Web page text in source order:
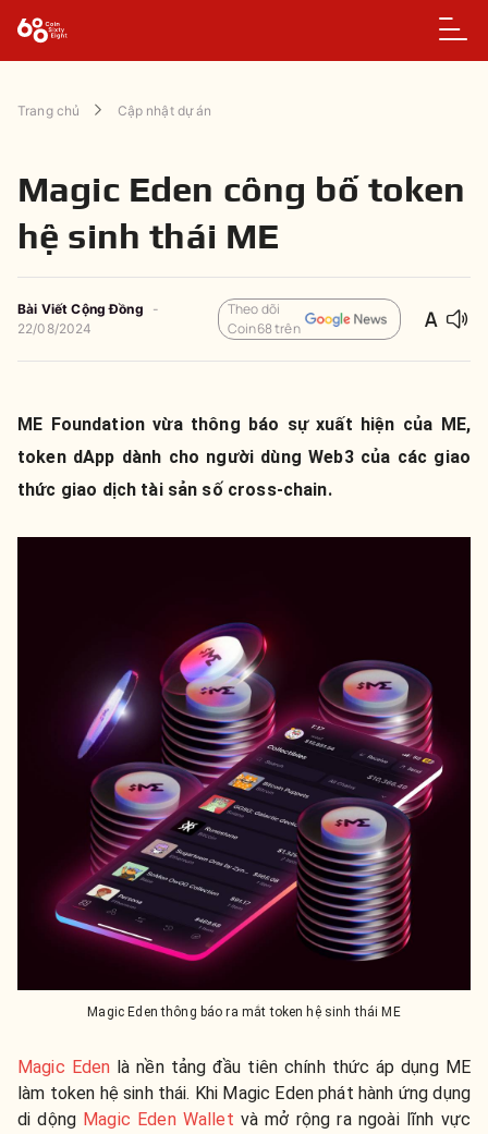
Trang chủ Cập nhật dự án
Magic Eden công bố token
hệ sinh thái ME
Bài Viết Cộng Đồng
-
22/08/2024
Theo dõi
Coin68 trên
ME Foundation vừa thông báo sự xuất hiện của ME,
token dApp dành cho người dùng Web3 của các giao
thức giao dịch tài sản số cross-chain.
Magic Eden thông báo ra mắt token hệ sinh thái ME
Magic Eden là nền tảng đầu tiên chính thức áp dụng ME
làm token hệ sinh thái. Khi Magic Eden phát hành ứng dụng
di dộng Magic Eden Wallet và mở rộng ra ngoài lĩnh vực